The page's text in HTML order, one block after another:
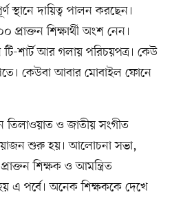
স্থানে দায়িত্ব পালন করছেন।
প্রাক্তন শিক্ষার্থী অংশ নেন।
টি-শার্ট আর গলায় পরিচয়পত্র। কেউ
কেউবা আবার মোবাইল ফোনে
ও জাতীয় সংগীত
শুরু হয়। আলোচনা সভা,
শিক্ষক ও আমন্ত্রিত
এ পর্বে। অনেক শিক্ষককে দেখে